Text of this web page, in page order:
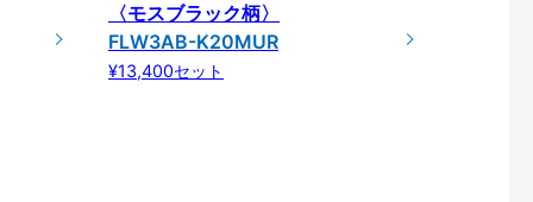
〈モスブラック柄〉
FLW3AB-K20MUR
¥13,400セット